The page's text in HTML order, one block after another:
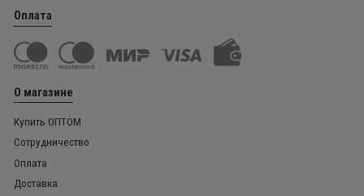
Оплата
О магазине
Купить ОПТОМ
Сотрудничество
Оплата
Доставка